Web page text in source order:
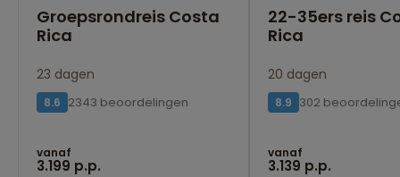
Groepsrondreis Costa
Rica
23 dagen
8.6 2343 beoordelingen
vanaf
3.199 p.p.
22-35ers reis
Rica
20 dagen
8.9 302
vanaf
3.139 p.p.